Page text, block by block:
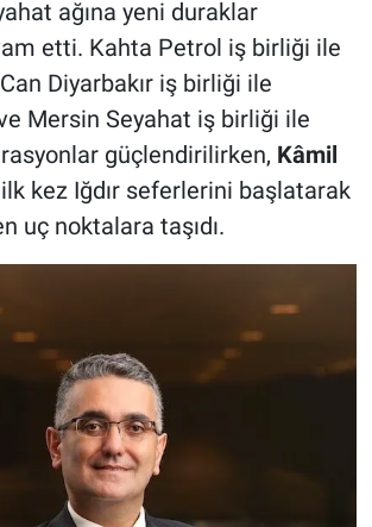
ağına yeni duraklar
etti. Kahta Petrol iş birliği ile
Can Diyarbakır iş birliği ile
ve Mersin Seyahat iş birliği ile
güçlendirilirken, Kâmil
kez Iğdır seferlerini başlatarak
uç noktalara taşıdı.